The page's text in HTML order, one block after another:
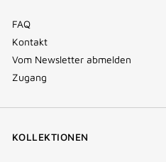
FAQ
Kontakt
Vom Newsletter abmelden
Zugang
KOLLEKTIONEN